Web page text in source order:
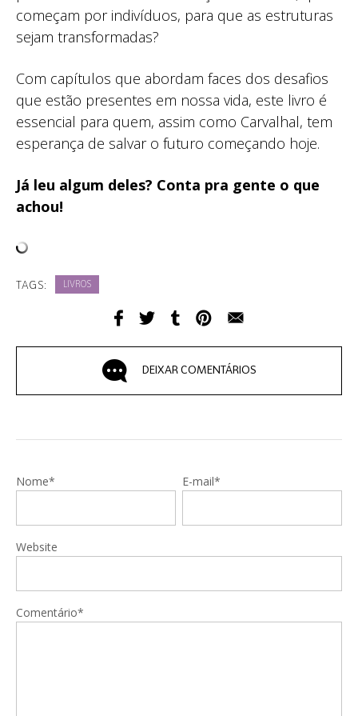
começam por indivíduos, para que as estruturas
sejam transformadas?
Com capítulos que abordam faces dos desafios
que estão presentes em nossa vida, este livro é
essencial para quem, assim como Carvalhal, tem
esperança de salvar o futuro começando hoje.
Já leu algum deles? Conta pra gente o que
achou!
TAGS: LIVROS
DEIXAR COMENTÁRIOS
Nome* E-mail*
Website
Comentário*